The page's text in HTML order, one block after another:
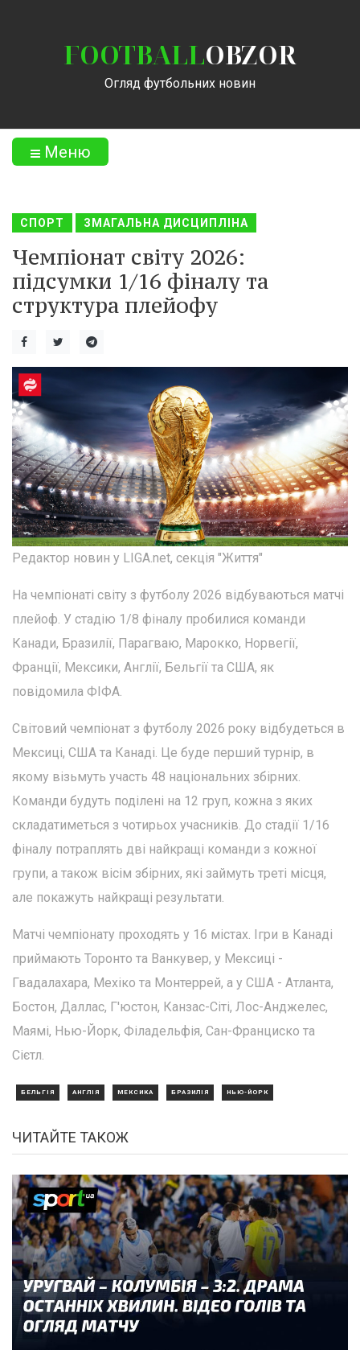
FOOTBALLOBZOR
Огляд футбольних новин
Меню
СПОРТ ЗМАГАЛЬНА ДИСЦИПЛІНА
Чемпіонат світу 2026:
підсумки 1/16 фіналу та
структура плейофу
Редактор новин у LIGA.net, секція "Життя"
На чемпіонаті світу з футболу 2026 відбуваються матчі
плейоф. У стадію 1/8 фіналу пробилися команди
Канади, Бразилії, Парагваю, Марокко, Норвегії,
Франції, Мексики, Англії, Бельгії та США, як
повідомила ФІФА.
Світовий чемпіонат з футболу 2026 року відбудеться в
Мексиці, США та Канаді. Це буде перший турнір, в
якому візьмуть участь 48 національних збірних.
Команди будуть поділені на 12 груп, кожна з яких
складатиметься з чотирьох учасників. До стадії 1/16
фіналу потраплять дві найкращі команди з кожної
групи, а також вісім збірних, які займуть треті місця,
але покажуть найкращі результати.
Матчі чемпіонату проходять у 16 містах. Ігри в Канаді
приймають Торонто та Ванкувер, у Мексиці -
Гвадалахара, Мехіко та Монтеррей, а у США - Атланта,
Бостон, Даллас, Г'юстон, Канзас-Сіті, Лос-Анджелес,
Маямі, Нью-Йорк, Філадельфія, Сан-Франциско та
Сієтл.
БЕЛЬГІЯ АНГЛІЯ МЕКСИКА БРАЗИЛІЯ НЬЮ-ЙОРК
ЧИТАЙТЕ ТАКОЖ